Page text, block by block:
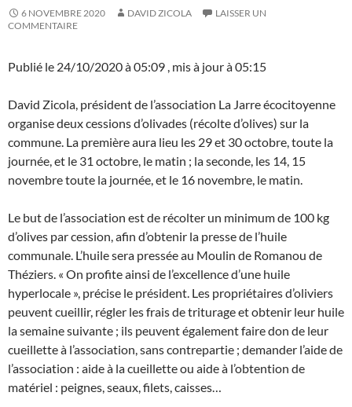
6 NOVEMBRE 2020 DAVID ZICOLA
LAISSER UN
COMMENTAIRE
Publié le 24/10/2020 à 05:09 , mis à jour à 05:15
David Zicola, président de l’association La Jarre écocitoyenne
organise deux cessions d’olivades (récolte d’olives) sur la
commune. La première aura lieu les 29 et 30 octobre, toute la
journée, et le 31 octobre, le matin ; la seconde, les 14, 15
novembre toute la journée, et le 16 novembre, le matin.
Le but de l’association est de récolter un minimum de 100 kg
d’olives par cession, afin d’obtenir la presse de l’huile
communale. L’huile sera pressée au Moulin de Romanou de
Théziers. « On profite ainsi de l’excellence d’une huile
hyperlocale », précise le président. Les propriétaires d’oliviers
peuvent cueillir, régler les frais de triturage et obtenir leur huile
la semaine suivante ; ils peuvent également faire don de leur
cueillette à l’association, sans contrepartie ; demander l’aide de
l’association : aide à la cueillette ou aide à l’obtention de
matériel : peignes, seaux, filets, caisses…